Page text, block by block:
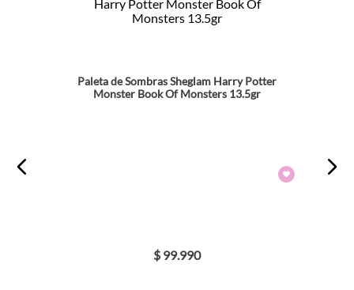
Paleta de Sombras Sheglam Harry Potter
Monster Book Of Monsters 13.5gr
$ 99.990